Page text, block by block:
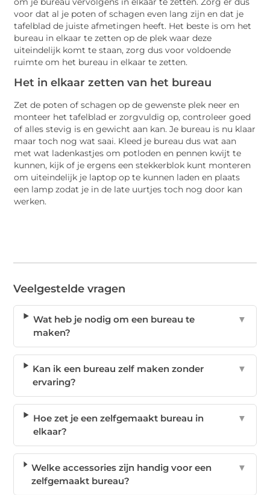
voor dat al je poten of schagen even lang zijn en dat je
tafelblad de juiste afmetingen heeft. Het beste is om het
bureau in elkaar te zetten op de plek waar deze
uiteindelijk komt te staan, zorg dus voor voldoende
ruimte om het bureau in elkaar te zetten.
Het in elkaar zetten van het bureau
Zet de poten of schagen op de gewenste plek neer en
monteer het tafelblad er zorgvuldig op, controleer goed
of alles stevig is en gewicht aan kan. Je bureau is nu klaar
maar toch nog wat saai. Kleed je bureau dus wat aan
met wat ladenkastjes om potloden en pennen kwijt te
kunnen, kijk of je ergens een stekkerblok kunt monteren
om uiteindelijk je laptop op te kunnen laden en plaats
een lamp zodat je in de late uurtjes toch nog door kan
werken.
Veelgestelde vragen
Wat heb je nodig om een bureau te
maken?
▼
Kan ik een bureau zelf maken zonder
ervaring?
▼
Hoe zet je een zelfgemaakt bureau in
elkaar?
▼
Welke accessories zijn handig voor een
zelfgemaakt bureau?
▼